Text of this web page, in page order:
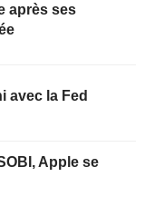
après ses
avec la Fed
Apple se